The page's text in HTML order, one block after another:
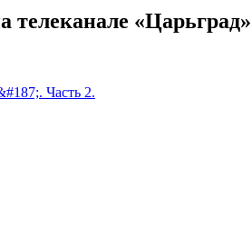
Часть 2.